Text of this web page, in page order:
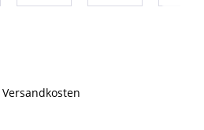
Versandkosten